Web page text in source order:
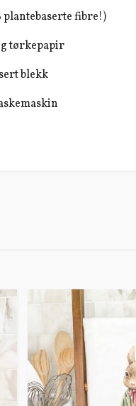
plantebaserte fibre!)
tørkepapir
blekk